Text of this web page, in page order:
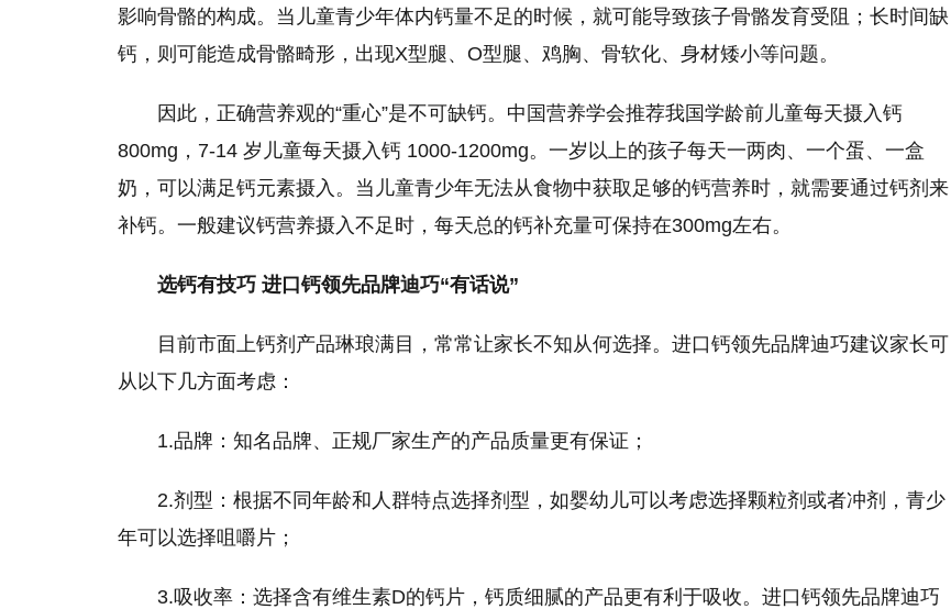
影响骨骼的构成。当儿童青少年体内钙量不足的时候，就可能导致孩子骨骼发育受阻；长时间缺
钙，则可能造成骨骼畸形，出现X型腿、O型腿、鸡胸、骨软化、身材矮小等问题。
因此，正确营养观的“重心”是不可缺钙。中国营养学会推荐我国学龄前儿童每天摄入钙
800mg，7-14 岁儿童每天摄入钙 1000-1200mg。一岁以上的孩子每天一两肉、一个蛋、一盒
奶，可以满足钙元素摄入。当儿童青少年无法从食物中获取足够的钙营养时，就需要通过钙剂来
补钙。一般建议钙营养摄入不足时，每天总的钙补充量可保持在300mg左右。
选钙有技巧 进口钙领先品牌迪巧“有话说”
目前市面上钙剂产品琳琅满目，常常让家长不知从何选择。进口钙领先品牌迪巧建议家长可
从以下几方面考虑：
1.品牌：知名品牌、正规厂家生产的产品质量更有保证；
2.剂型：根据不同年龄和人群特点选择剂型，如婴幼儿可以考虑选择颗粒剂或者冲剂，青少
年可以选择咀嚼片；
3.吸收率：选择含有维生素D的钙片，钙质细腻的产品更有利于吸收。进口钙领先品牌迪巧